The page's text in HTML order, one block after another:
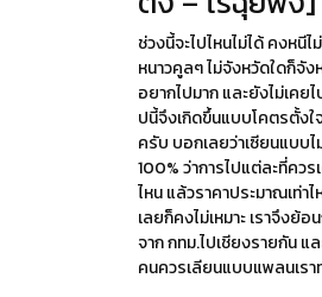
ช่วงนี้จะไปไหนไม่ได้ คงหนี
หนาวคูลๆ ไม่จังหวัดใดก็จั
อยากไปมาก และยังไม่เคย
ปนี้จึงเกิดขึ้นแบบโคตรตั้งใ
ครับ บอกเลยว่าเซียนแบบไ
100% ว่าการไปแต่ละที่คว
ไหน แล้วราคาประมาณเท่า
เลยก็คงไม่เหมาะ เราจึงย้
จาก กทม.ไปเชียงรายกัน
คนควรเลียนแบบแพลนเร